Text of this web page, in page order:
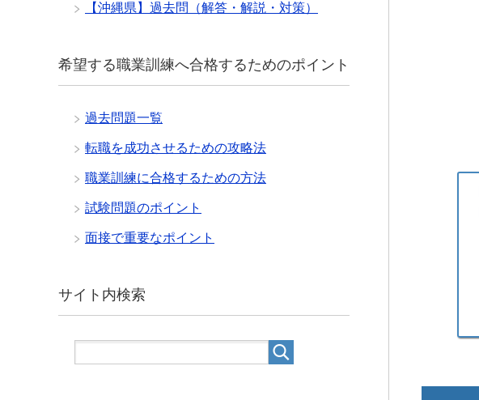
【沖縄県】過去問（解答・解説・対策）
希望する職業訓練へ合格するためのポイント
過去問題一覧
転職を成功させるための攻略法
職業訓練に合格するための方法
試験問題のポイント
面接で重要なポイント
サイト内検索